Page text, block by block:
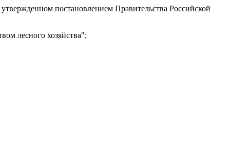
утвержденном постановлением Правительства Российской
лесного хозяйства";